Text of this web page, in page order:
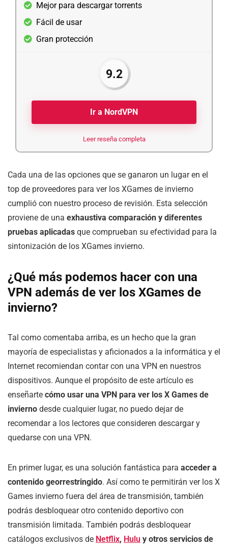
Mejor para descargar torrents
Fácil de usar
Gran protección
9.2
Ir a NordVPN
Leer reseña completa
Cada una de las opciones que se ganaron un lugar en el
top de proveedores para ver los XGames de invierno
cumplió con nuestro proceso de revisión. Esta selección
proviene de una exhaustiva comparación y diferentes
pruebas aplicadas que comprueban su efectividad para la
sintonización de los XGames invierno.
¿Qué más podemos hacer con una
VPN además de ver los XGames de
invierno?
Tal como comentaba arriba, es un hecho que la gran
mayoría de especialistas y aficionados a la informática y el
Internet recomiendan contar con una VPN en nuestros
dispositivos. Aunque el propósito de este artículo es
enseñarte cómo usar una VPN para ver los X Games de
invierno desde cualquier lugar, no puedo dejar de
recomendar a los lectores que consideren descargar y
quedarse con una VPN.
En primer lugar, es una solución fantástica para acceder a
contenido georrestringido. Así como te permitirán ver los X
Games invierno fuera del área de transmisión, también
podrás desbloquear otro contenido deportivo con
transmisión limitada. También podrás desbloquear
catálogos exclusivos de Netflix, Hulu y otros servicios de